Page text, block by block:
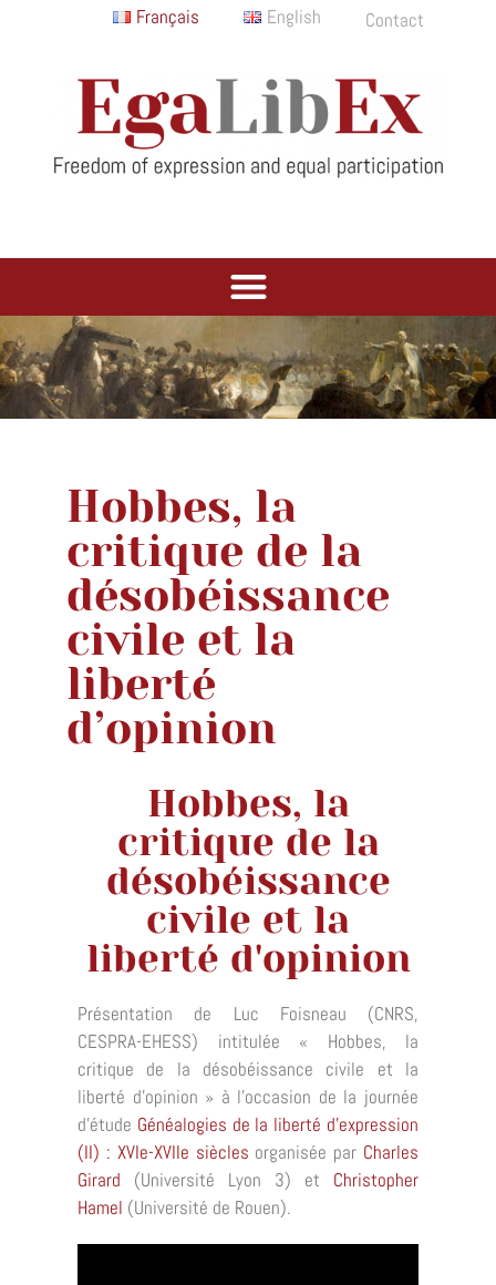
Français English Contact
Hobbes, la
critique de la
désobéissance
civile et la
liberté
d’opinion
Hobbes, la
critique de la
désobéissance
civile et la
liberté d'opinion
Présentation de Luc Foisneau (CNRS,
CESPRA-EHESS) intitulée « Hobbes, la
critique de la désobéissance civile et la
liberté d’opinion » à l’occasion de la journée
d’étude Généalogies de la liberté d’expression
(II) : XVIe-XVIIe siècles organisée par Charles
Girard (Université Lyon 3) et Christopher
Hamel (Université de Rouen).